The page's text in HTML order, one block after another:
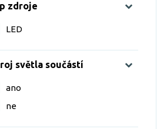
zdroje
LED
světla součástí
ano
ne